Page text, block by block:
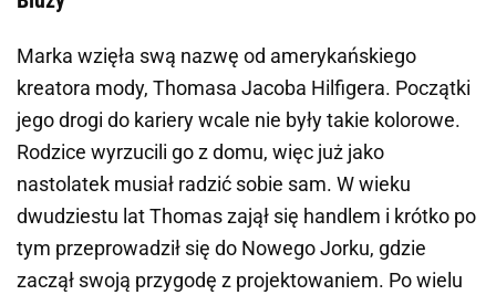
Marka wzięła swą nazwę od amerykańskiego
kreatora mody, Thomasa Jacoba Hilfigera. Początki
jego drogi do kariery wcale nie były takie kolorowe.
Rodzice wyrzucili go z domu, więc już jako
nastolatek musiał radzić sobie sam. W wieku
dwudziestu lat Thomas zajął się handlem i krótko po
tym przeprowadził się do Nowego Jorku, gdzie
zaczął swoją przygodę z projektowaniem. Po wielu